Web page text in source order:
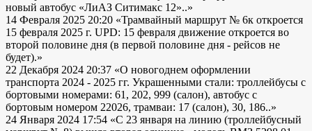
новый автобус «ЛиАЗ Ситимакс 12»..»
14 Февраля 2025 20:20 «Трамвайный маршрут № 6к откроется
15 февраля 2025 г. UPD: 15 февраля движение откроется во
второй половине дня (в первой половине дня - рейсов не
будет).»
22 Декабря 2024 20:37 «О новогоднем оформлении
транспорта 2024 - 2025 гг. Украшенными стали: троллейбусы с
бортовыми номерами: 61, 202, 999 (салон), автобус с
бортовым номером 22026, трамваи: 17 (салон), 30, 186..»
24 Января 2024 17:54 «С 23 января на линию (троллейбусный